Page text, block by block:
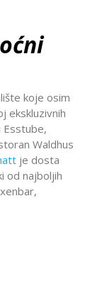
koje osim
ekskluzivnih
Esstube,
Waldhus
je dosta
od najboljih